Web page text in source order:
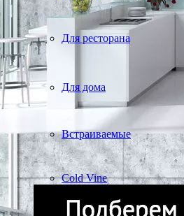
Для ресторана
Для дома
Встраиваемые
Cold Vine